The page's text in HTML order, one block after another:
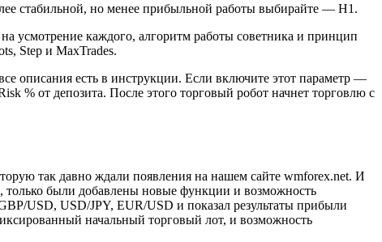
стабильной, но менее прибыльной работы выбирайте — Н1.
усмотрение каждого, алгоритм работы советника и принцип
Step и MaxTrades.
описания есть в инструкции. Если включите этот параметр —
% от депозита. После этого торговый робот начнет торговлю с
так давно ждали появления на нашем сайте wmforex.net. И
только были добавлены новые функции и возможность
USD, USD/JPY, EUR/USD и показал результаты прибыли
начальный торговый лот, и возможность